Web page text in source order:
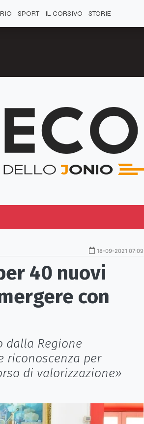
SPORT IL CORSIVO STORIE
18-09-2021 07:09
40 nuovi
con
dalla Regione
riconoscenza per
di valorizzazione»